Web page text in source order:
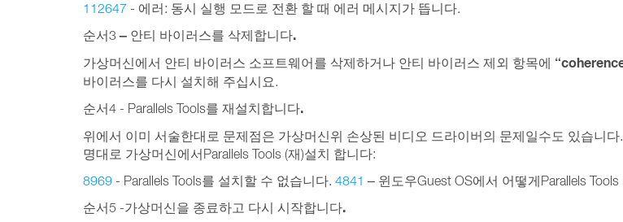
112647 - 에러: 동시 실행 모드로 전환 할 때 에러 메시지가 뜹니다.
순서3– 안티 바이러스를 삭제합니다.
가상머신에서 안티 바이러스 소프트웨어를 삭제하거나 안티 바이러스 제외 항목에
바이러스를 다시 설치해 주십시요.
순서4 - Parallels Tools를 재설치합니다.
위에서 이미 서술한대로 문제점은 가상머신위 손상된 비디오 드라이버의 문제일수도 있습니
명대로 가상머신에서Parallels Tools (재)설치 합니다:
8969 - Parallels Tools를 설치할 수 없습니다. 4841 – 윈도우Guest OS에서 어떻게Parallels
순서5 -가상머신을 종료하고 다시 시작합니다.